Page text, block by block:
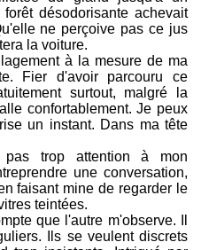
désodorisante achevait
ne perçoive pas ce jus
la voiture.
à la mesure de ma
Fier d'avoir parcouru ce
surtout, malgré la
confortablement. Je peux
un instant. Dans ma tête
trop attention à mon
une conversation,
faisant mine de regarder le
teintées.
que l'autre m'observe. Il
Ils se veulent discrets